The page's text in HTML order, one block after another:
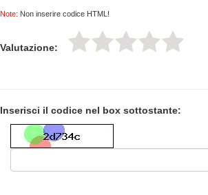
Note: Non inserire codice HTML!
Valutazione:
Inserisci il codice nel box sottostante: